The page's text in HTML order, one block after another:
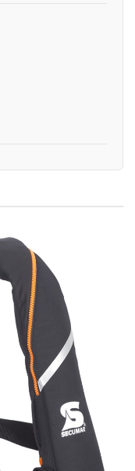
und
Herstellerhinweis
vermeiden.
und